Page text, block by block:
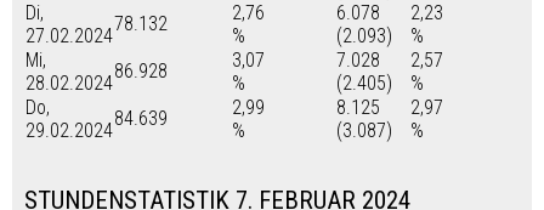
Di,
27.02.2024
78.132
2,76
%
6.078
(2.093)
2,23
%
Mi,
28.02.2024
86.928
3,07
%
7.028
(2.405)
2,57
%
Do,
29.02.2024
84.639
2,99
%
8.125
(3.087)
2,97
%
STUNDENSTATISTIK 7. FEBRUAR 2024